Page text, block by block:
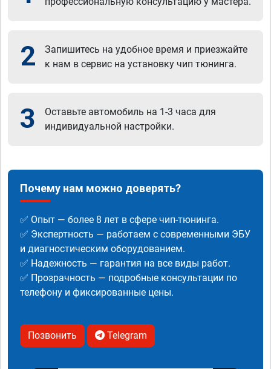
2
Запишитесь на удобное время и приезжайте
к нам в сервис на установку чип тюнинга.
3
Оставьте автомобиль на 1-3 часа для
индивидуальной настройки.
Почему нам можно доверять?
✅ Опыт — более 8 лет в сфере чип-тюнинга.
✅ Экспертность — работаем с современными ЭБУ
и диагностическим оборудованием.
✅ Надежность — гарантия на все виды работ.
✅ Прозрачность — подробные консультации по
телефону и фиксированные цены.
Позвонить Telegram